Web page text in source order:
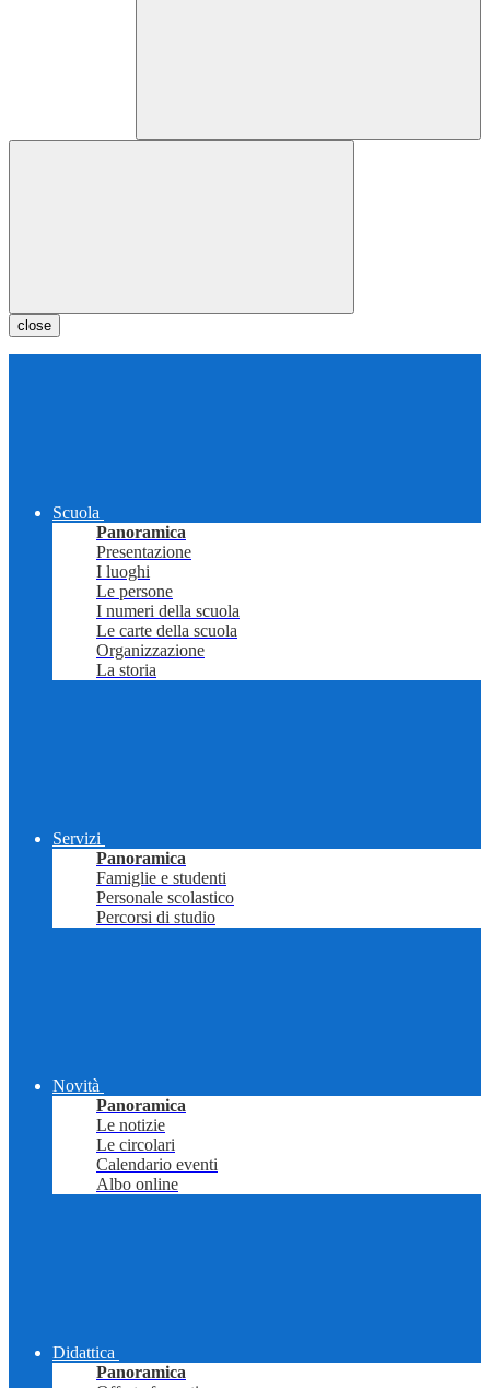
close
Scuola
Panoramica
Presentazione
I luoghi
Le persone
I numeri della scuola
Le carte della scuola
Organizzazione
La storia
Servizi
Panoramica
Famiglie e studenti
Personale scolastico
Percorsi di studio
Novità
Panoramica
Le notizie
Le circolari
Calendario eventi
Albo online
Didattica
Panoramica